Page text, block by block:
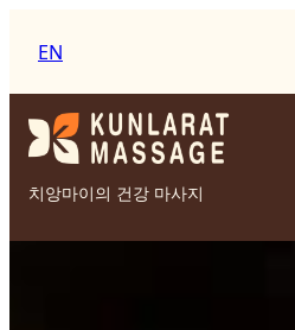
EN
치앙마이의 건강 마사지